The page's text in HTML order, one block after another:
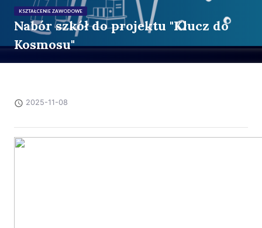
KSZTAŁCENIE ZAWODOWE
Nabór szkół do projektu "Klucz do
Kosmosu"
2025-11-08